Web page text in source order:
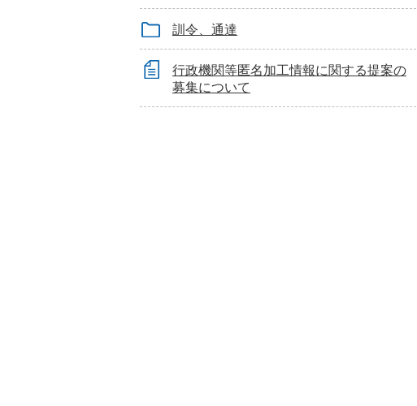
訓令、通達
行政機関等匿名加工情報に関する提案の
募集について